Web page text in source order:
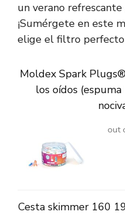
un verano
¡Sumérgete en este
elige el filtro perfecto
Moldex Spark
los oídos
out
Cesta skimmer 160